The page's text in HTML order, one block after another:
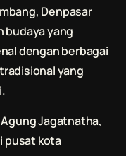
Denpasar
budaya yang
dengan berbagai
yang
Jagatnatha,
pusat kota